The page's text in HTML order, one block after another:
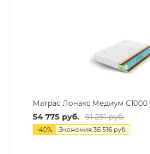
Матрас Лонакс Медиум С1000
54 775руб. 91 291руб.
-40% Экономия 36 516руб.